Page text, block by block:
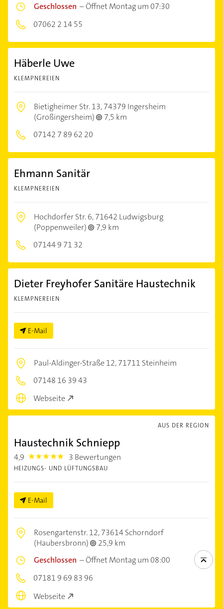
Geschlossen –Öffnet Montag um 07:30
07062 2 14 55
Häberle Uwe
KLEMPNEREIEN
Bietigheimer Str. 13,74379 Ingersheim
(Großingersheim)
7,5 km
07142 7 89 62 20
Ehmann Sanitär
KLEMPNEREIEN
Hochdorfer Str. 6,71642 Ludwigsburg
(Poppenweiler)
7,9 km
07144 9 71 32
Dieter Freyhofer Sanitäre Haustechnik
KLEMPNEREIEN
E-Mail
Paul-Aldinger-Straße 12,71711 Steinheim
07148 16 39 43
Webseite
AUS DER REGION
Haustechnik Schniepp
4,9 4.9 3 Bewertungen
HEIZUNGS- UND LÜFTUNGSBAU
E-Mail
Rosengartenstr. 12,73614 Schorndorf
(Haubersbronn)
25,9 km
Geschlossen –Öffnet Montag um 08:00
07181 9 69 83 96
Webseite